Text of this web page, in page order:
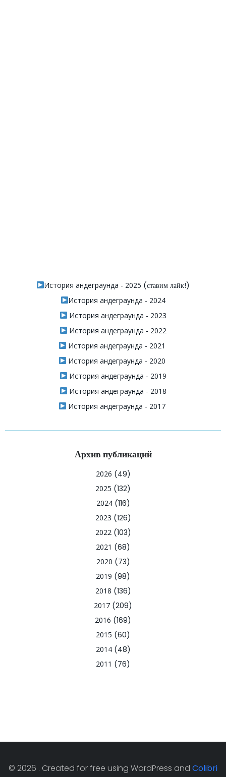
История андеграунда - 2025 (ставим лайк!)
История андеграунда - 2024
История андеграунда - 2023
История андеграунда - 2022
История андеграунда - 2021
История андеграунда - 2020
История андеграунда - 2019
История андеграунда - 2018
История андеграунда - 2017
Архив публикаций
2026 (49)
2025 (132)
2024(116)
2023 (126)
2022(103)
2021 (68)
2020 (73)
2019 (98)
2018 (136)
2017 (209)
2016 (169)
2015 (60)
2014(48)
2011 (76)
© 2026 . Created for free using WordPress and Colibri